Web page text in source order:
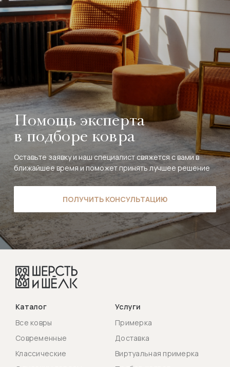
Помощь эксперта
в подборе ковра
Оставьте заявку и наш специалист свяжется с вами в
ближайшее время и поможет принять лучшее решение
ПОЛУЧИТЬ КОНСУЛЬТАЦИЮ
Каталог
Все ковры
Современные
Классические
Услуги
Примерка
Доставка
Виртуальная примерка